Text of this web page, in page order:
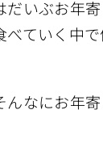
いぶお年寄
ていく中
なにお年